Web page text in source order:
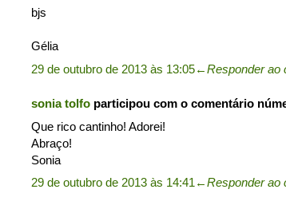
bjs
Gélia
29 de outubro de 2013 às 13:05←Responder ao
sonia tolfo participou com o comentário
Que rico cantinho! Adorei!
Abraço!
Sonia
29 de outubro de 2013 às 14:41 ←Responder ao